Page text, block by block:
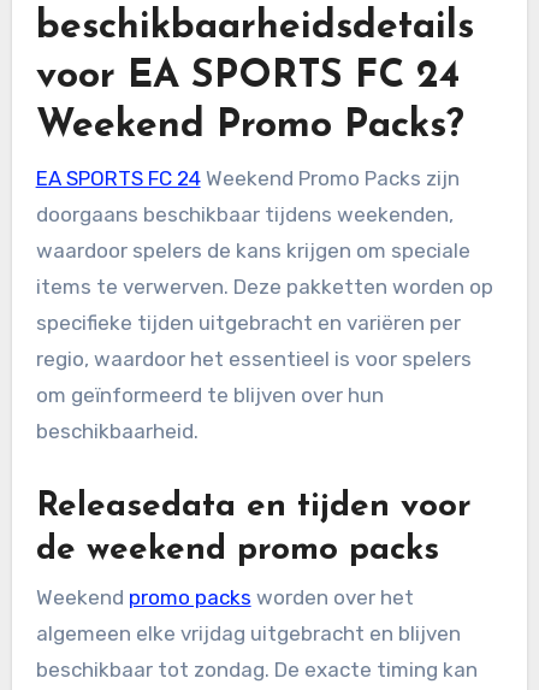
beschikbaarheidsdetails
voor EA SPORTS FC 24
Weekend Promo Packs?
EA SPORTS FC 24Weekend Promo Packs zijn
doorgaans beschikbaar tijdens weekenden,
waardoor spelers de kans krijgen om speciale
items te verwerven. Deze pakketten worden op
specifieke tijden uitgebracht en variëren per
regio, waardoor het essentieel is voor spelers
om geïnformeerd te blijven over hun
beschikbaarheid.
Releasedata en tijden voor
de weekend promo packs
Weekend promo packs worden over het
algemeen elke vrijdag uitgebracht en blijven
beschikbaar tot zondag. De exacte timing kan